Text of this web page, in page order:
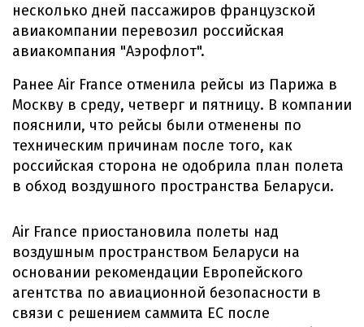
несколько дней пассажиров французской
авиакомпании перевозил российская
авиакомпания "Аэрофлот".
Ранее Air France отменила рейсы из Парижа в
Москву в среду, четверг и пятницу. В компании
пояснили, что рейсы были отменены по
техническим причинам после того, как
российская сторона не одобрила план полета
в обход воздушного пространства Беларуси.
Air France приостановила полеты над
воздушным пространством Беларуси на
основании рекомендации Европейского
агентства по авиационной безопасности в
связи с решением саммита ЕС после